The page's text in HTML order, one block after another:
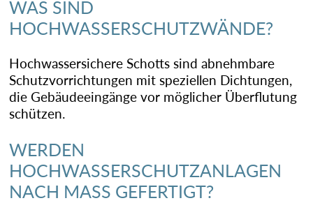
WAS SIND
HOCHWASSERSCHUTZWÄNDE?
Hochwassersichere Schotts sind abnehmbare
Schutzvorrichtungen mit speziellen Dichtungen,
die Gebäudeeingänge vor möglicher Überflutung
schützen.
WERDEN
HOCHWASSERSCHUTZANLAGEN
NACH MASS GEFERTIGT?